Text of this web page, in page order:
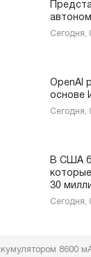
Сегодня,
OpenAI
основе
Сегодня,
В США
30
Сегодня,
8600